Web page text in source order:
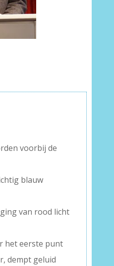
voorbij de
blauw
van rood licht
het eerste punt
dempt geluid